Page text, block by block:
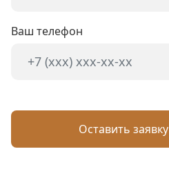
Ваш телефон
Оставить заявку